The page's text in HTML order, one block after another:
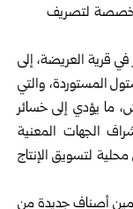
مخصصة لتصريف
في قرية العريضة، إلى
المستوردة، والتي
ما يؤدي إلى خسائر
الجهات المعنية
لتسويق الإنتاج
أصناف جديدة من